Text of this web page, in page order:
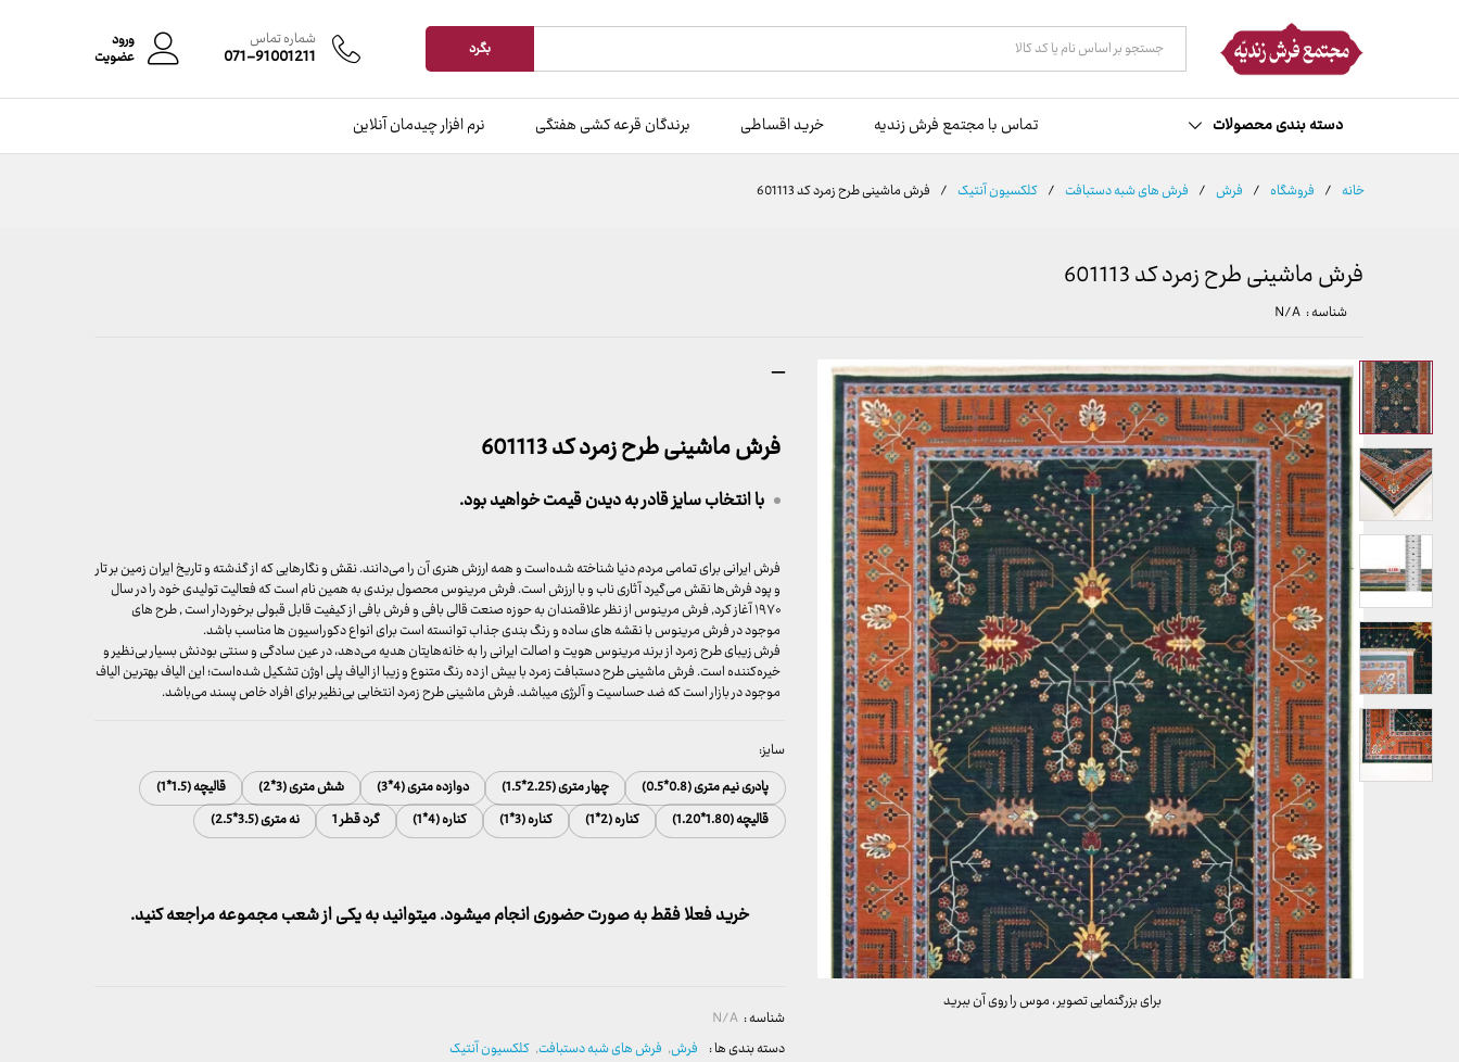
همه دسته ها بگرد شماره تماس
071-91001211
ورود
عضویت
دسته بندی محصولات تماس با مجتمع فرش زندیه خرید اقساطی برندگان قرعه کشی هفتگی نرم افزار چیدمان آنلاین
خانه / فروشگاه / فرش / فرش های شبه دستبافت / کلکسیون آنتیک / فرش ماشینی طرح زمرد کد 601113
فرش ماشینی طرح زمرد کد 601113
شناسه : N/A
برای بزرگنمایی تصویر ، موس را روی آن ببرید
–محدوده
تا
فرش ماشینی طرح زمرد کد 601113
با انتخاب سایز قادر به دیدن قیمت خواهید بود.
فرش ایرانی برای تمامی مردم دنیا شناخته شده‌است و همه ارزش هنری آن را می‌دانند. نقش و نگارهایی که از گذشته و تاریخ ایران زمین بر تار
و پود فرش‌ها نقش می‌گیرد آثاری ناب و با ارزش است. فرش مرینوس محصول برندی به همین نام است که فعالیت تولیدی خود را در سال
۱۹۷۰ آغاز کرد, فرش مرینوس از نظر علاقمندان به حوزه صنعت قالی بافی و فرش بافی از کیفیت قابل قبولی برخوردار است , طرح های
موجود در فرش مرینوس با نقشه های ساده و رنگ بندی جذاب توانسته است برای انواع دکوراسیون ها مناسب باشد.
فرش زیبای طرح زمرد از برند مرینوس هویت و اصالت ایرانی را به خانه‌هایتان هدیه می‌دهد، در عین سادگی و سنتی بودنش بسیار بی‌نظیر و
خیره‌کننده است. فرش ماشینی طرح دستبافت زمرد با بیش از ده رنگ متنوع و زیبا از الیاف پلی اوژن تشکیل شده‌است؛ این الیاف بهترین الیاف
موجود در بازار است که ضد حساسیت و آلرژی میباشد. فرش ماشینی طرح زمرد انتخابی بی‌نظیر برای افراد خاص پسند می‌باشد.
سایز:
پادری نیم متری (0.8*0.5)
چهار متری (2.25*1.5) دوازده متری (4*3) شش متری (3*2)
قالیچه (1.5*1)
قالیچه (1.80*1.20)
کناره (2*1) کناره (3*1) کناره (4*1) گرد قطر 1 نه متری (3.5*2.5)
خرید فعلا فقط به صورت حضوری انجام میشود. میتوانید به یکی از شعب مجموعه مراجعه کنید.
شناسه : N/A
دسته بندی ها : فرش, فرش های شبه دستبافت, کلکسیون آنتیک
توضیحات مشخصات نظرات (0) قیمت:
899,000 تومان
23,999,000 تومان